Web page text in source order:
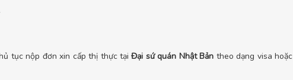
tục nộp đơn xin cấp thị thực tạiĐại sứ quán Nhật Bản theo dạng visa hoặc